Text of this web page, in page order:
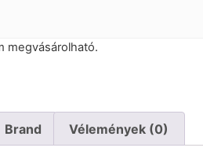
megvásárolható.
Brand Vélemények (0)